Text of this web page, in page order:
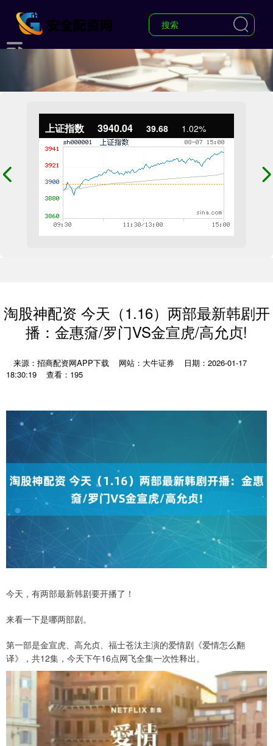
上证指数 3940.04 39.68 1.02%
淘股神配资 今天（1.16）两部最新韩剧开
播：金惠奫/罗门VS金宣虎/高允贞!
来源：招商配资网APP下载 网站：大牛证券
日期：2026-01-17
18:30:19
查看：195
今天，有两部最新韩剧要开播了！
来看一下是哪两部剧。
第一部是金宣虎、高允贞、福士苍汰主演的爱情剧《爱情怎么翻
译》，共12集，今天下午16点网飞全集一次性释出。